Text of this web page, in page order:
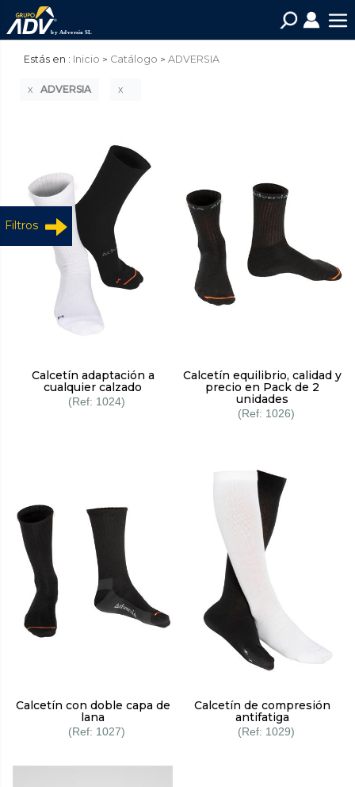
Estás en : Inicio Catálogo ADVERSIA
Filtros
ADVERSIA
Calcetín adaptación a
cualquier calzado
1024
Calcetín equilibrio, calidad y
precio en Pack de 2
unidades
1026
Calcetín con doble capa de
lana
1027
Calcetín de compresión
antifatiga
1029